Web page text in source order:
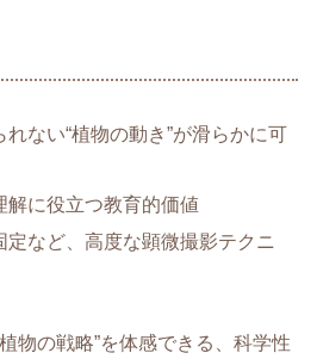
ない“植物の動き”が滑らかに可
解に役立つ教育的価値
定など、高度な顕微撮影テクニ
物の戦略”を体感できる、科学性